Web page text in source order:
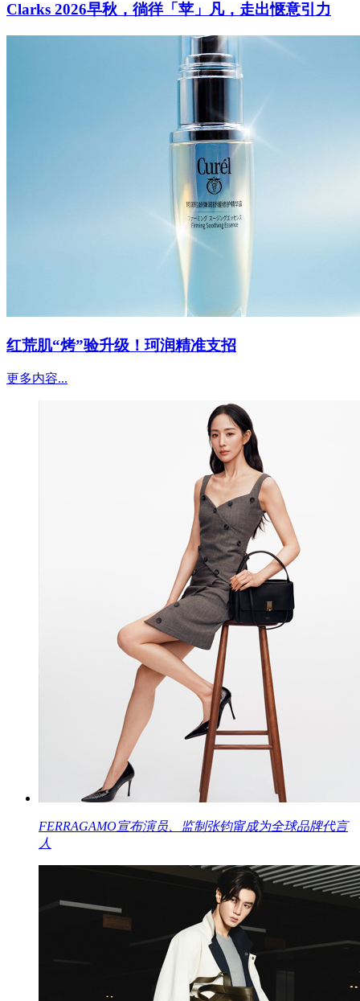
Clarks 2026早秋，徜徉「苹」凡，走出惬意引力
红荒肌“烤”验升级！珂润精准支招
更多内容...
FERRAGAMO宣布演员、监制张钧甯成为全球品牌代言
人